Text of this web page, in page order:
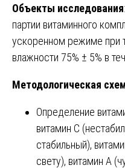
Объекты исследования
партии витаминного
ускоренном режиме при
влажности 75% ± 5% в
Методологическая
Определение
витамин C
стабильный),
свету), витамин A